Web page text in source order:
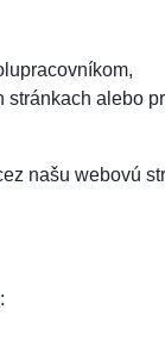
alebo
našu webovú